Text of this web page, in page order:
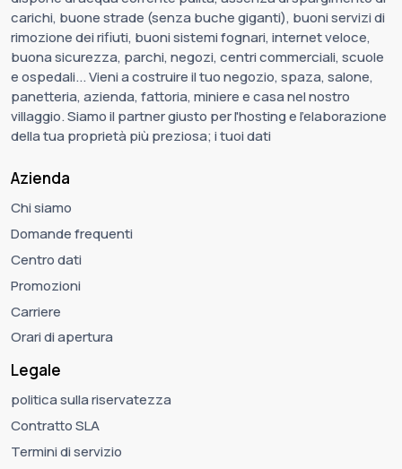
carichi, buone strade (senza buche giganti), buoni servizi di
rimozione dei rifiuti, buoni sistemi fognari, internet veloce,
buona sicurezza, parchi, negozi, centri commerciali, scuole
e ospedali... Vieni a costruire il tuo negozio, spaza, salone,
panetteria, azienda, fattoria, miniere e casa nel nostro
villaggio. Siamo il partner giusto per l'hosting e l'elaborazione
della tua proprietà più preziosa; i tuoi dati
Azienda
Chi siamo
Domande frequenti
Centro dati
Promozioni
Carriere
Orari di apertura
Legale
politica sulla riservatezza
Contratto SLA
Termini di servizio